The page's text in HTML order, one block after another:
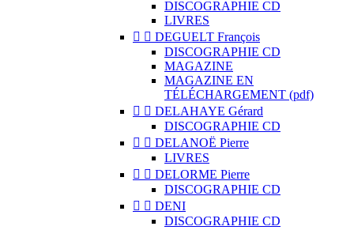
DISCOGRAPHIE CD
LIVRES
  DEGUELT François
DISCOGRAPHIE CD
MAGAZINE
MAGAZINE EN
TÉLÉCHARGEMENT (pdf)
  DELAHAYE Gérard
DISCOGRAPHIE CD
  DELANOË Pierre
LIVRES
  DELORME Pierre
DISCOGRAPHIE CD
  DENI
DISCOGRAPHIE CD